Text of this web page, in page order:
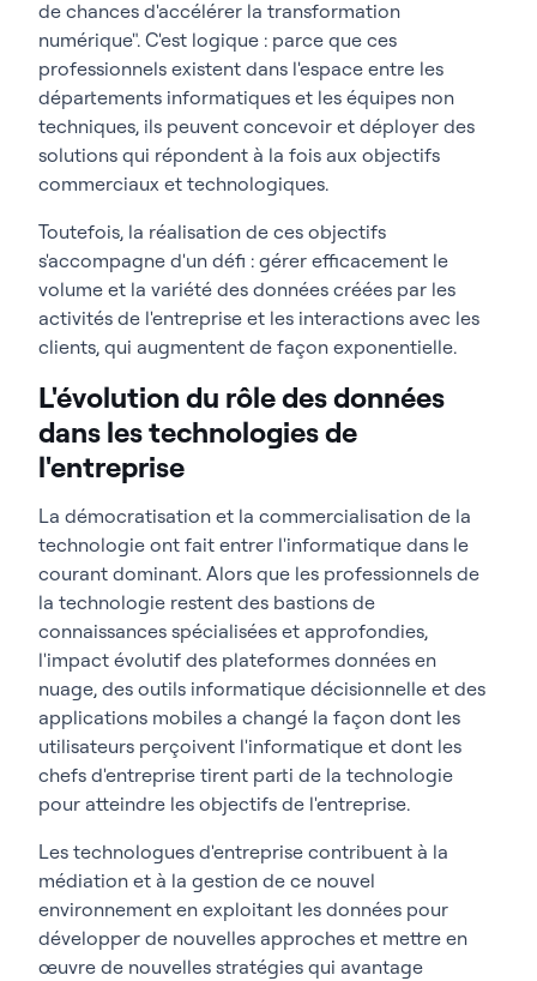
de chances d'accélérer la transformation
numérique". C'est logique : parce que ces
professionnels existent dans l'espace entre les
départements informatiques et les équipes non
techniques, ils peuvent concevoir et déployer des
solutions qui répondent à la fois aux objectifs
commerciaux et technologiques.
Toutefois, la réalisation de ces objectifs
s'accompagne d'un défi : gérer efficacement le
volume et la variété des données créées par les
activités de l'entreprise et les interactions avec les
clients, qui augmentent de façon exponentielle.
L'évolution du rôle des données
dans les technologies de
l'entreprise
La démocratisation et la commercialisation de la
technologie ont fait entrer l'informatique dans le
courant dominant. Alors que les professionnels de
la technologie restent des bastions de
connaissances spécialisées et approfondies,
l'impact évolutif des plateformes données en
nuage, des outils informatique décisionnelle et des
applications mobiles a changé la façon dont les
utilisateurs perçoivent l'informatique et dont les
chefs d'entreprise tirent parti de la technologie
pour atteindre les objectifs de l'entreprise.
Les technologues d'entreprise contribuent à la
médiation et à la gestion de ce nouvel
environnement en exploitant les données pour
développer de nouvelles approches et mettre en
œuvre de nouvelles stratégies qui avantage